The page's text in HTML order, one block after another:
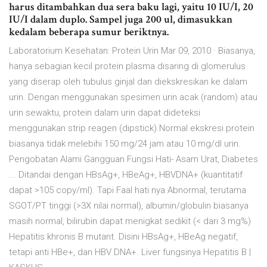
harus ditambahkan dua sera baku lagi, yaitu 10 IU/I, 20
IU/I dalam duplo. Sampel juga 200 ul, dimasukkan
kedalam beberapa sumur beriktnya.
Laboratorium Kesehatan: Protein Urin Mar 09, 2010 · Biasanya,
hanya sebagian kecil protein plasma disaring di glomerulus
yang diserap oleh tubulus ginjal dan diekskresikan ke dalam
urin. Dengan menggunakan spesimen urin acak (random) atau
urin sewaktu, protein dalam urin dapat dideteksi
menggunakan strip reagen (dipstick).Normal ekskresi protein
biasanya tidak melebihi 150 mg/24 jam atau 10 mg/dl urin.
Pengobatan Alami Gangguan Fungsi Hati- Asam Urat, Diabetes
... Ditandai dengan HBsAg+, HBeAg+, HBVDNA+ (kuantitatif
dapat >105 copy/ml). Tapi Faal hati nya Abnormal, terutama
SGOT/PT tinggi (>3X nilai normal), albumin/globulin biasanya
masih normal, bilirubin dapat menigkat sedikit (< dari 3 mg%)
Hepatitis khronis B mutant. Disini HBsAg+, HBeAg negatif,
tetapi anti HBe+, dan HBV DNA+. Liver fungsinya Hepatitis B |